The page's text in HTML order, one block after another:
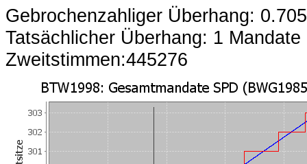
Gebrochenzahliger Überhang:
Tatsächlicher Überhang: 1 Mandate
Zweitstimmen:445276